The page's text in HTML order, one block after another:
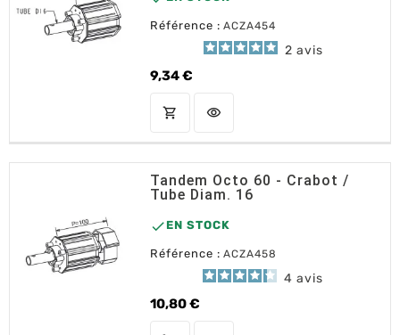
Référence : ACZA454
2 avis
9,34 €
Prix
shopping_cart AJOUTER AU PANIER
visibility
Tandem Octo 60 - Crabot /
Tube Diam. 16
 EN STOCK
Référence : ACZA458
4avis
10,80 €
Prix